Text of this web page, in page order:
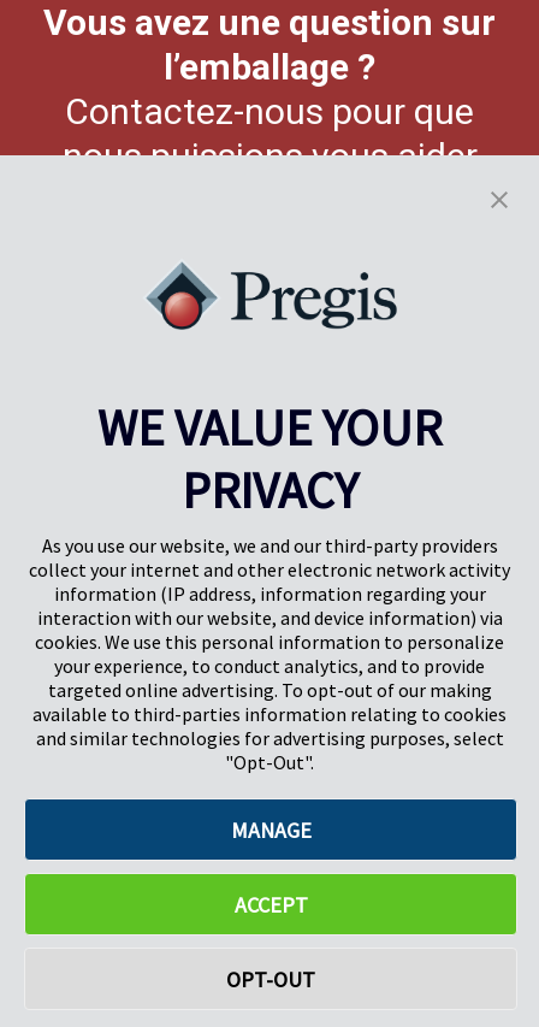
Vous avez une question sur
l’emballage ?
Contactez-nous pour que
nous puissions vous aider
Herts, UK
SG1 2DG
Centre Pregis IQ
Park Forum 1053
Pays-Bas
Pregis GmbH
Rheinpromenade 13
40789 Monheim am Rhein
Deutschland
Geschäftsführer: K. J. Baudhuin, D. K. LaVanWay, L. Darnell
©2026 Pregis LLC. Tous droits réservés.
WE VALUE YOUR
PRIVACY
As you use our website, we and our third-party providers
collect your internet and other electronic network activity
information (IP address, information regarding your
interaction with our website, and device information) via
cookies. We use this personal information to personalize
your experience, to conduct analytics, and to provide
targeted online advertising. To opt-out of our making
available to third-parties information relating to cookies
and similar technologies for advertising purposes, select
"Opt-Out".
MANAGE
ACCEPT
OPT-OUT